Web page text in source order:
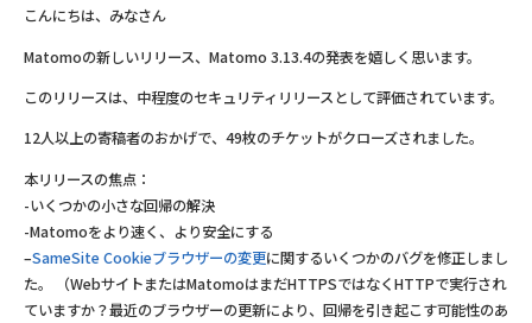
こんにちは、みなさん
Matomoの新しいリリース、Matomo 3.13.4の発表を嬉しく思います。
このリリースは、中程度のセキュリティリリースとして評価されています。
12人以上の寄稿者のおかげで、49枚のチケットがクローズされました。
本リリースの焦点：
-いくつかの小さな回帰の解決
-Matomoをより速く、より安全にする
–SameSite Cookieブラウザーの変更に関するいくつかのバグを修正しまし
た。 （WebサイトまたはMatomoはまだHTTPSではなくHTTPで実行され
ていますか？最近のブラウザーの更新により、回帰を引き起こす可能性のあ